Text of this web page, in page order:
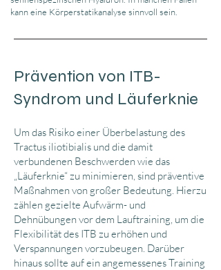
kann eine Körperstatikanalyse sinnvoll sein.
Prävention von ITB-
Syndrom und Läuferknie
Um das Risiko einer Überbelastung des
Tractus iliotibialis und die damit
verbundenen Beschwerden wie das
„Läuferknie“ zu minimieren, sind präventive
Maßnahmen von großer Bedeutung. Hierzu
zählen gezielte Aufwärm- und
Dehnübungen vor dem Lauftraining, um die
Flexibilität des ITB zu erhöhen und
Verspannungen vorzubeugen. Darüber
hinaus sollte auf ein angemessenes Training